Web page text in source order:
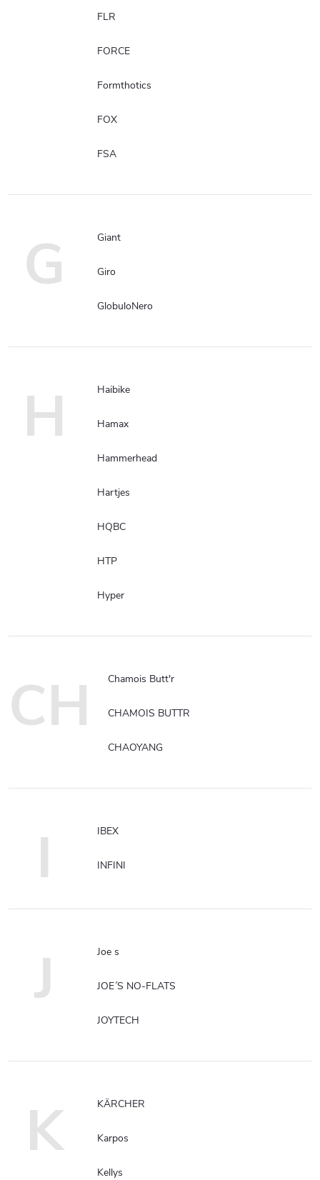
FLR
FORCE
Formthotics
FOX
FSA
G Giant
Giro
GlobuloNero
H Haibike
Hamax
Hammerhead
Hartjes
HQBC
HTP
Hyper
CH Chamois Butt'r
CHAMOIS BUTTR
CHAOYANG
I IBEX
INFINI
J Joe s
JOE´S NO-FLATS
JOYTECH
K KÄRCHER
Karpos
Kellys